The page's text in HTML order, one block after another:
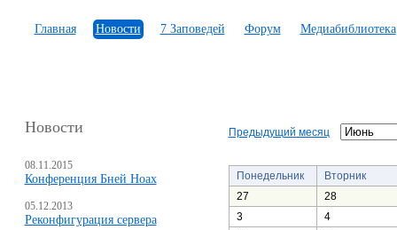
Главная Новости 7 Заповедей Форум Медиабиблиотека
Новости
08.11.2015
Конференция Бней Ноах
05.12.2013
Реконфигурация сервера
Предыдущий месяц
Понедельник
Вторник
27
28
3
4